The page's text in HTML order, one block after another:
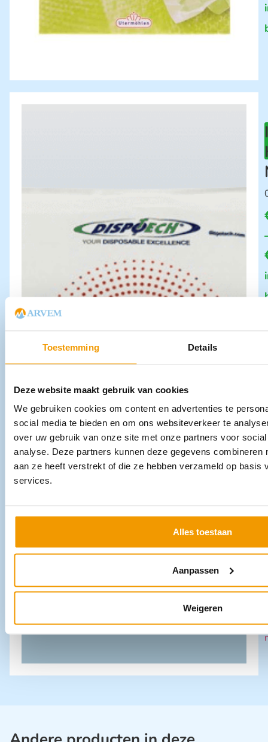
Toestemming Details
Deze website maakt gebruik van cookies
We gebruiken cookies om content en advertenties te
social media te bieden en om ons websiteverkeer te
over uw gebruik van onze site met onze partners voor
analyse. Deze partners kunnen deze gegevens combineren
aan ze heeft verstrekt of die ze hebben verzameld op basis
services.
Alles toestaan
Aanpassen
Weigeren